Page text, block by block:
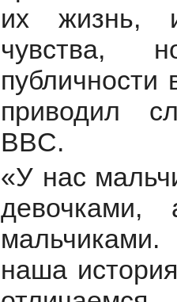
их жизнь,
чувства,
публичности
приводил
BBC.
«У нас
наша